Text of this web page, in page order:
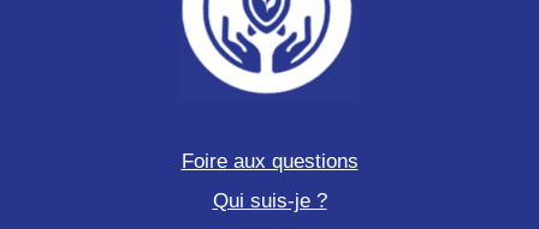
Foire aux questions
Qui suis-je ?